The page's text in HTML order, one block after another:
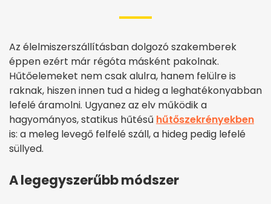
Az élelmiszerszállításban dolgozó szakemberek
éppen ezért már régóta másként pakolnak.
Hűtőelemeket nem csak alulra, hanem felülre is
raknak, hiszen innen tud a hideg a leghatékonyabban
lefelé áramolni. Ugyanez az elv működik a
hagyományos, statikus hűtésű hűtőszekrényekben
is: a meleg levegő felfelé száll, a hideg pedig lefelé
süllyed.
A legegyszerűbb módszer